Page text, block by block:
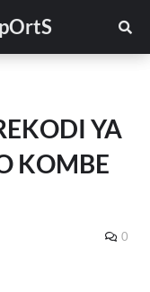
YA
KOMBE
0